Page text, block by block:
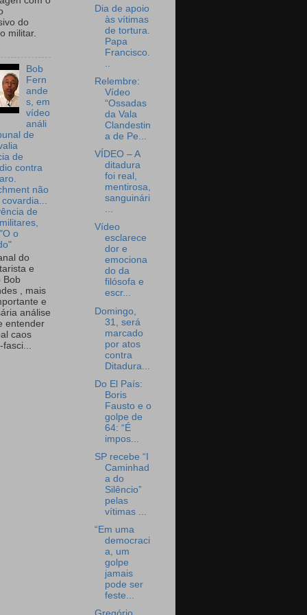
do
militar.
Bob
Fern
ande
s, em
vídeo
análi
de
de
contra
não
de
o
do
e
Bob
, mais
e
análise
entender
caos
Dia de apoio
às vítimas
de tortura.
Papa
Francisco.
..
Relembre:
Vídeo
“Ossadas
da Vala
Clandestin
a de Pe...
VÍDEO – A
ditadura
foi real,
mentirosa,
sanguinári
...
Vídeo
esclarece
dor e
emociona
do da
filósofa e
escr...
Domingo,
31, será
marcado
por atos
contra
Ditadura...
Do El País:
Boris
Fausto e o
golpe de
64: “É
impos...
SP recebe “I
Caminhad
a do
Silêncio”
pelas
vítimas ...
“Em uma
democraci
a, um
golpe
jamais
pode ser
feste...